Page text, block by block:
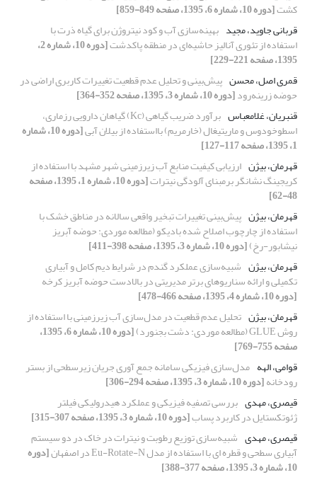
کشت[دوره 10، شماره 6، 1395، صفحه 849-859]
قربانی جاوید، مجید بهینه‌سازی آب و کود نیتروژن برای گیاه ذرت با
استفاده از تئوری آنالیز حاشیه‌ای در منطقه پاکدشت [دوره 10، شماره 2،
1395، صفحه 221-229]
قمری اصل، محسن پیش‌بینی و تحلیل عدم قطعیت تغییرات کاربری اراضی در
حوضه زرینه‌رود[دوره 10، شماره 3، 1395، صفحه 352-364]
قنبریان، غلامعباس
برآورد ضریب گیاهی (Kc) گیاهان دارویی رزماری،
اسطوخودوس و ماریتیغال (خارمریم) بااستفاده از بیلان آبی [دوره 10، شماره
1، 1395، صفحه 117-127]
قهرمان، بیژن ارزیابی کیفیت منابع آب زیرزمینی شهر مشهد با استفاده از
کریجینگ نشانگر برمبنای آلودگی نیترات [دوره 10، شماره 1، 1395، صفحه
48-62]
قهرمان، بیژن پیش‌بینی تغییرات تبخیر واقعی سالانه در مناطق خشک با
استفاده از چارچوب اصلاح شده بادیکو (مطالعه موردی: حوضه آبریز
نیشابور-رخ)[دوره 10، شماره 3، 1395، صفحه 398-411]
قهرمان، بیژن شبیه‌سازی عملکرد گندم در شرایط دیم کامل و آبیاری
تکمیلی و ارائه سناریوهای برتر مدیریتی در بالادست حوضه آبریز کرخه
[دوره 10، شماره 4، 1395، صفحه 466-478]
قهرمان، بیژن تحلیل عدم قطعیت در مدل‌سازی آب زیرزمینی با استفاده از
روش GLUE (مطالعه موردی: دشت بجنورد) [دوره 10، شماره 6، 1395،
صفحه 755-769]
قوامی، الهه مدل‌سازی فیزیکی سامانه جمع آوری جریان زیرسطحی از بستر
رودخانه[دوره 10، شماره 3، 1395، صفحه 294-306]
قیصری، مهدی بررسی تصفیه فیزیکی و عملکرد هیدرولیکی فیلتر
ژئوتکستایل در کاربرد پساب[دوره 10، شماره 3، 1395، صفحه 307-315]
قیصری، مهدی شبیه‌سازی توزیع رطوبت و نیترات در خاک در دو سیستم
آبیاری سطحی و قطره ای با استفاده از مدل Eu-Rotate-N در اصفهان [دوره
10، شماره 3، 1395، صفحه 377-388]